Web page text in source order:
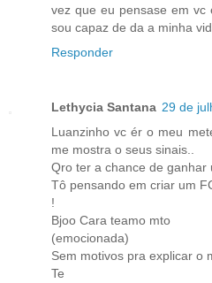
vez que eu pensase em vc
sou capaz de da a minha
Responder
Lethycia Santana 29 de
Luanzinho vc ér o meu
me mostra o seus sinais..
Qro ter a chance de ganhar
Tô pensando em criar um
!
Bjoo Cara teamo mto
(emocionada)
Sem motivos pra explicar o
Te